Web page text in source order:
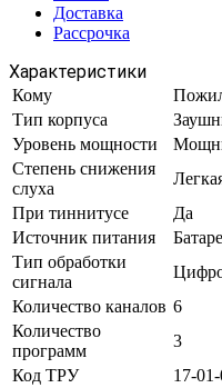
Доставка
Рассрочка
Характеристики
Кому
Тип корпуса
Уровень мощности
Степень снижения
слуха
При тиннитусе
Да
Источник питания
Тип обработки
сигнала
Количество каналов 6
Количество
программ
3
Код ТРУ
17-